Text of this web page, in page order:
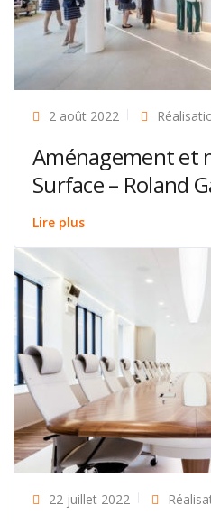
2 août 2022
Aménagement et
Surface – Roland
Lire plus
22 juillet 2022